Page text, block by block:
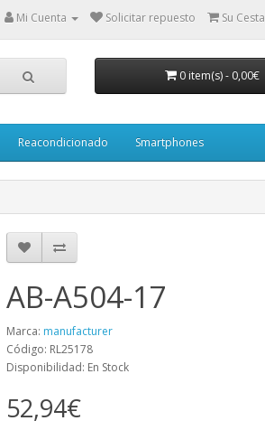
Mi Cuenta Solicitar repuesto Su Cesta
0 item(s)- 0,00€
Reacondicionado Smartphones
AB-A504-17
Marca: manufacturer
Código: RL25178
Disponibilidad: En Stock
52,94€